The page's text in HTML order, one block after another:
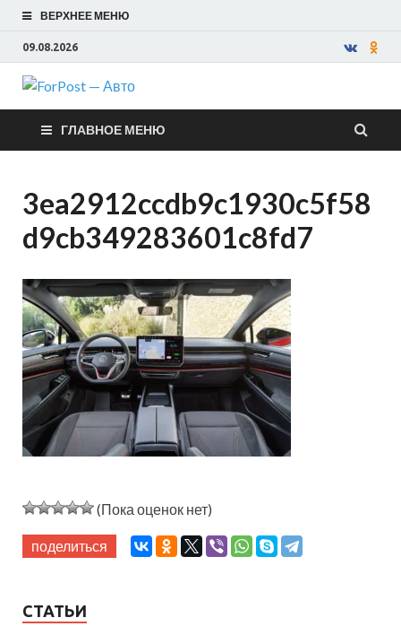
ВЕРХНЕЕ МЕНЮ
09.08.2026
ForPost —
Авто
ГЛАВНОЕ МЕНЮ
3ea2912ccdb9c1930c5f58
d9cb349283601c8fd7
(Пока оценок нет)
поделиться
СТАТЬИ